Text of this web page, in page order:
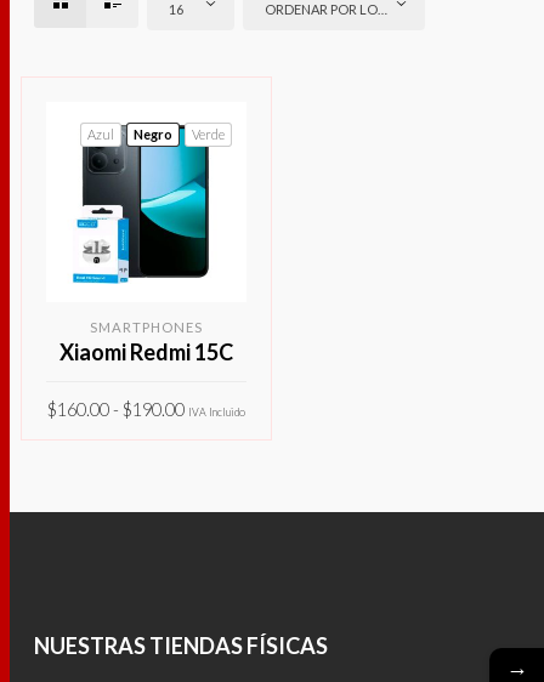
16 ORDENAR POR LOS ÚLTIMOS
Azul Negro Verde
SMARTPHONES
Xiaomi Redmi 15C
$160.00- $190.00de
IVA Incluido
tiene
opciones
NUESTRAS TIENDAS FÍSICAS
→